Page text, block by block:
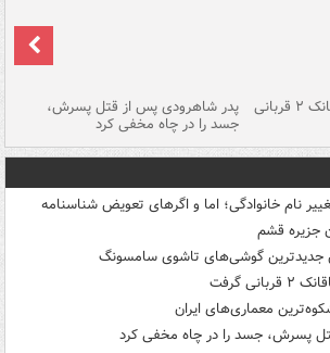
حادثه غرق‌شدگی در طاقانک ۲ قربانی پدر شاهرودی پس از قتل پسرش،
جسد را در چاه مخفی کرد
نام خانوادگی؛ اما و اگرهای تعویض شناسنامه
جزیره قشم
گوشی‌های تاشوی سامسونگ
گرفت
معماری‌های ایران
پسرش، جسد را در چاه مخفی کرد